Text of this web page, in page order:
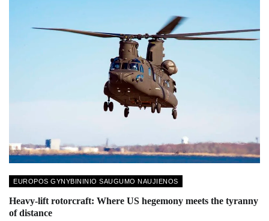
EUROPOS GYNYBININIO SAUGUMO NAUJIENOS
Heavy-lift rotorcraft: Where US hegemony meets the tyranny
of distance